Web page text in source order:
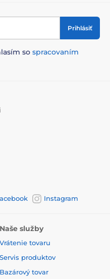
Prihlásiť
so spracovaním
Instagram
Naše služby
Vrátenie tovaru
Servis produktov
Bazárový tovar